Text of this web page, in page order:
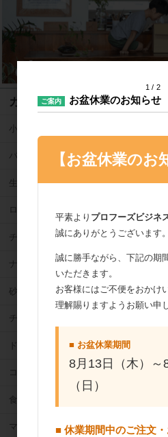
カテゴリ
小麦粉
バター
生クリーム
ロングライフ牛乳
チーズ
ナッツ
砂糖
チョコレート
ドライフルーツ
ココア
食用油
マーガリン
1 2
ご案内 お盆休業のお知らせ
【お盆休業のお
平素より プロフーズビジネ
誠にありがとうございます。
誠に勝手ながら、下記の期
いただきます。
お客様にはご不便をおかけ
理解賜りますようお願い申
■ お盆休業期間
8月13日（木）～
（日）
■ 休業期間中のご注文